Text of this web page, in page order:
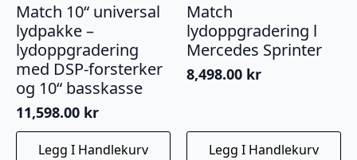
Match 10“ universal
lydpakke –
lydoppgradering
med DSP-forsterker
og 10“ basskasse
11,598.00 kr
Legg I Handlekurv
Match
lydoppgradering l
Mercedes Sprinter
8,498.00 kr
Legg I Handlekurv